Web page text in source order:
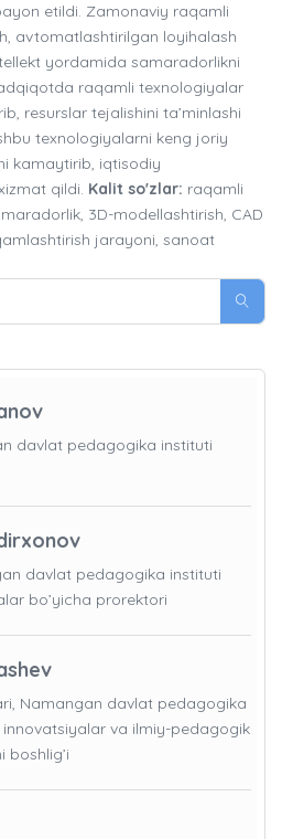
etildi. Zamonaviy raqamli
avtomatlashtirilgan loyihalash
yordamida samaradorlikni
raqamli texnologiyalar
resurslar tejalishini ta’minlashi
texnologiyalarni keng joriy
kamaytirib, iqtisodiy
qildi. Kalit so'zlar: raqamli
3D-modellashtirish, CAD
jarayoni, sanoat
davlat pedagogika instituti
davlat pedagogika instituti
bo’yicha prorektori
Namangan davlat pedagogika
va ilmiy-pedagogik